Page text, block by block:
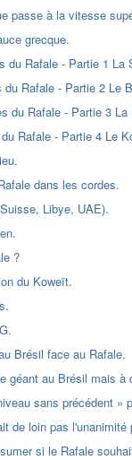
passe à la vitesse
grecque.
du Rafale - Partie 1 La
Rafale - Partie 2 Le
du Rafale - Partie 3 La
Rafale - Partie 4 Le
dans les cordes.
Libye, UAE).
?
du Koweït.
.
Brésil face au Rafale.
géant au Brésil mais à
sans précédent »
de loin pas
si le Rafale